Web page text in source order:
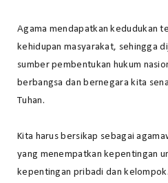
Agama mendapatkan kedudukan
kehidupan masyarakat, sehingga
sumber pembentukan hukum
berbangsa dan bernegara kita
Tuhan.
Kita harus bersikap sebagai
yang menempatkan kepentingan
kepentingan pribadi dan